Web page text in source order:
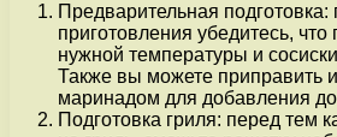
Предварительная
приготовления убедитесь, что
нужной температуры и
Также вы можете приправить
маринадом для добавления
Подготовка гриля: перед тем